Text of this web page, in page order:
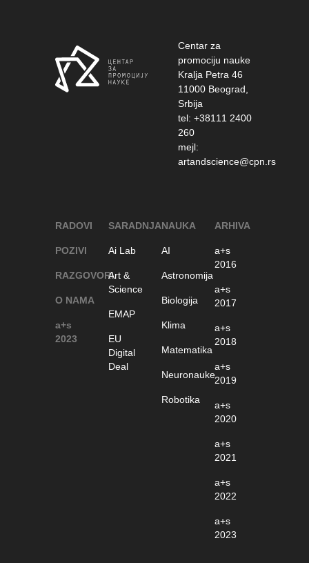
Centar za
promociju nauke
Kralja Petra 46
11000 Beograd,
Srbija
tel: +38111 2400
260
mejl:
artandscience@cpn.rs
RADOVI
POZIVI
RAZGOVORI
O NAMA
a+s
2023
SARADNJA
Ai Lab
Art &
Science
EMAP
EU
Digital
Deal
NAUKA
AI
Astronomija
Biologija
Klima
Matematika
Neuronauke
Robotika
ARHIVA
a+s
2016
a+s
2017
a+s
2018
a+s
2019
a+s
2020
a+s
2021
a+s
2022
a+s
2023